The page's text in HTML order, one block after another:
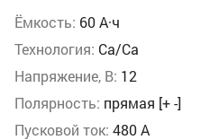
Ёмкость: 60 А·ч
Технология: Ca/Ca
Напряжение, В: 12
Полярность: прямая [+ -]
Пусковой ток: 480 А